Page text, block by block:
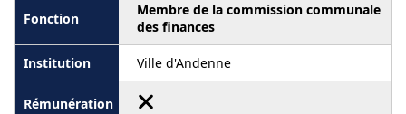
Membre de la commission communale
des finances
Ville d'Andenne